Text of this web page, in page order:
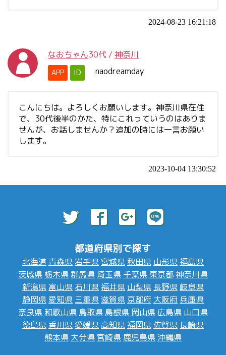
2024-08-23 16:21:18
なおちゃん30代 / 神奈川
APP ID naodreamday
こんにちは。よろしくお願いします。神奈川県在住
で、30代後半のかた、特にこれっていうのはありま
せんが、お話しませんか？追加の時には一言お願い
します。
2023-10-04 13:30:52
都道府県別で探す
北海道 青森県 岩手県 宮城県 秋田県 山形県福島県
茨城県 栃木県群馬県埼玉県 千葉県 東京都神奈川県
新潟県 富山県 石川県福井県 山梨県 長野県 岐阜県
静岡県愛知県 三重県滋賀県 京都府 大阪府 兵庫県
奈良県 和歌山県 鳥取県 島根県 岡山県 広島県 山口県
徳島県 香川県愛媛県 高知県福岡県 佐賀県 長崎県
熊本県 大分県 宮崎県 鹿児島県 沖縄県